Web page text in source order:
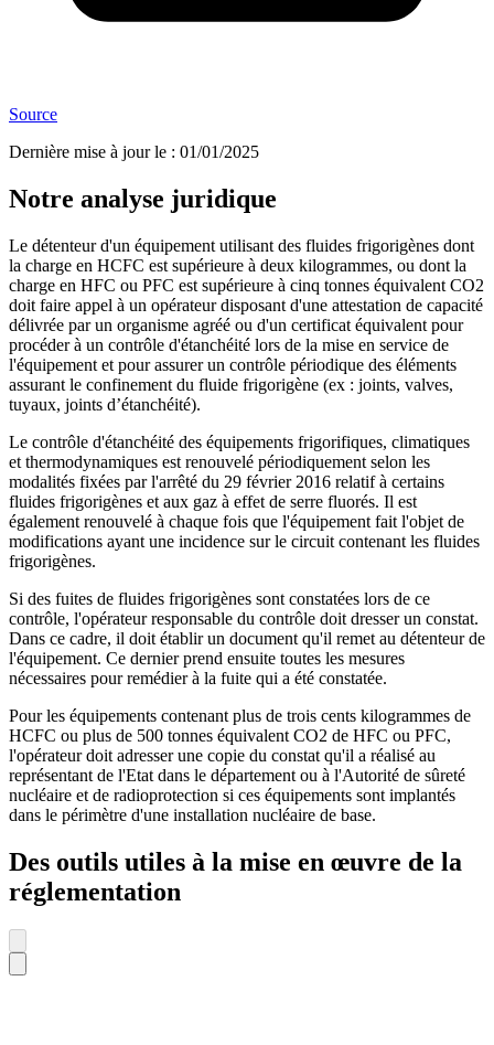
Source
Dernière mise à jour le : 01/01/2025
Notre analyse juridique
Le détenteur d'un équipement utilisant des fluides frigorigènes dont
la charge en HCFC est supérieure à deux kilogrammes, ou dont la
charge en HFC ou PFC est supérieure à cinq tonnes équivalent CO2
doit faire appel à un opérateur disposant d'une attestation de capacité
délivrée par un organisme agréé ou d'un certificat équivalent pour
procéder à un contrôle d'étanchéité lors de la mise en service de
l'équipement et pour assurer un contrôle périodique des éléments
assurant le confinement du fluide frigorigène (ex : joints, valves,
tuyaux, joints d’étanchéité).
Le contrôle d'étanchéité des équipements frigorifiques, climatiques
et thermodynamiques est renouvelé périodiquement selon les
modalités fixées par l'arrêté du 29 février 2016 relatif à certains
fluides frigorigènes et aux gaz à effet de serre fluorés. Il est
également renouvelé à chaque fois que l'équipement fait l'objet de
modifications ayant une incidence sur le circuit contenant les fluides
frigorigènes.
Si des fuites de fluides frigorigènes sont constatées lors de ce
contrôle, l'opérateur responsable du contrôle doit dresser un constat.
Dans ce cadre, il doit établir un document qu'il remet au détenteur de
l'équipement. Ce dernier prend ensuite toutes les mesures
nécessaires pour remédier à la fuite qui a été constatée.
Pour les équipements contenant plus de trois cents kilogrammes de
HCFC ou plus de 500 tonnes équivalent CO2 de HFC ou PFC,
l'opérateur doit adresser une copie du constat qu'il a réalisé au
représentant de l'Etat dans le département ou à l'Autorité de sûreté
nucléaire et de radioprotection si ces équipements sont implantés
dans le périmètre d'une installation nucléaire de base.
Des outils utiles à la mise en œuvre de la
réglementation